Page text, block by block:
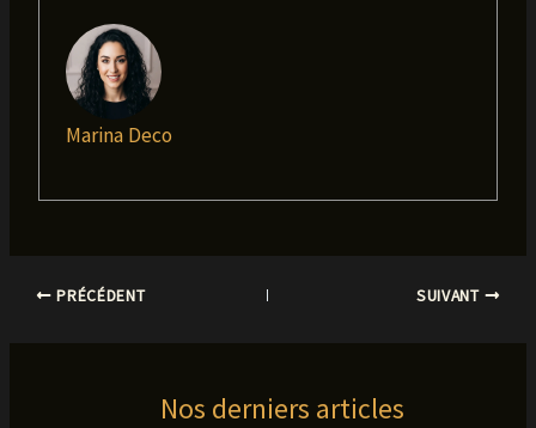
Marina Deco
PRÉCÉDENT SUIVANT
Nos derniers articles